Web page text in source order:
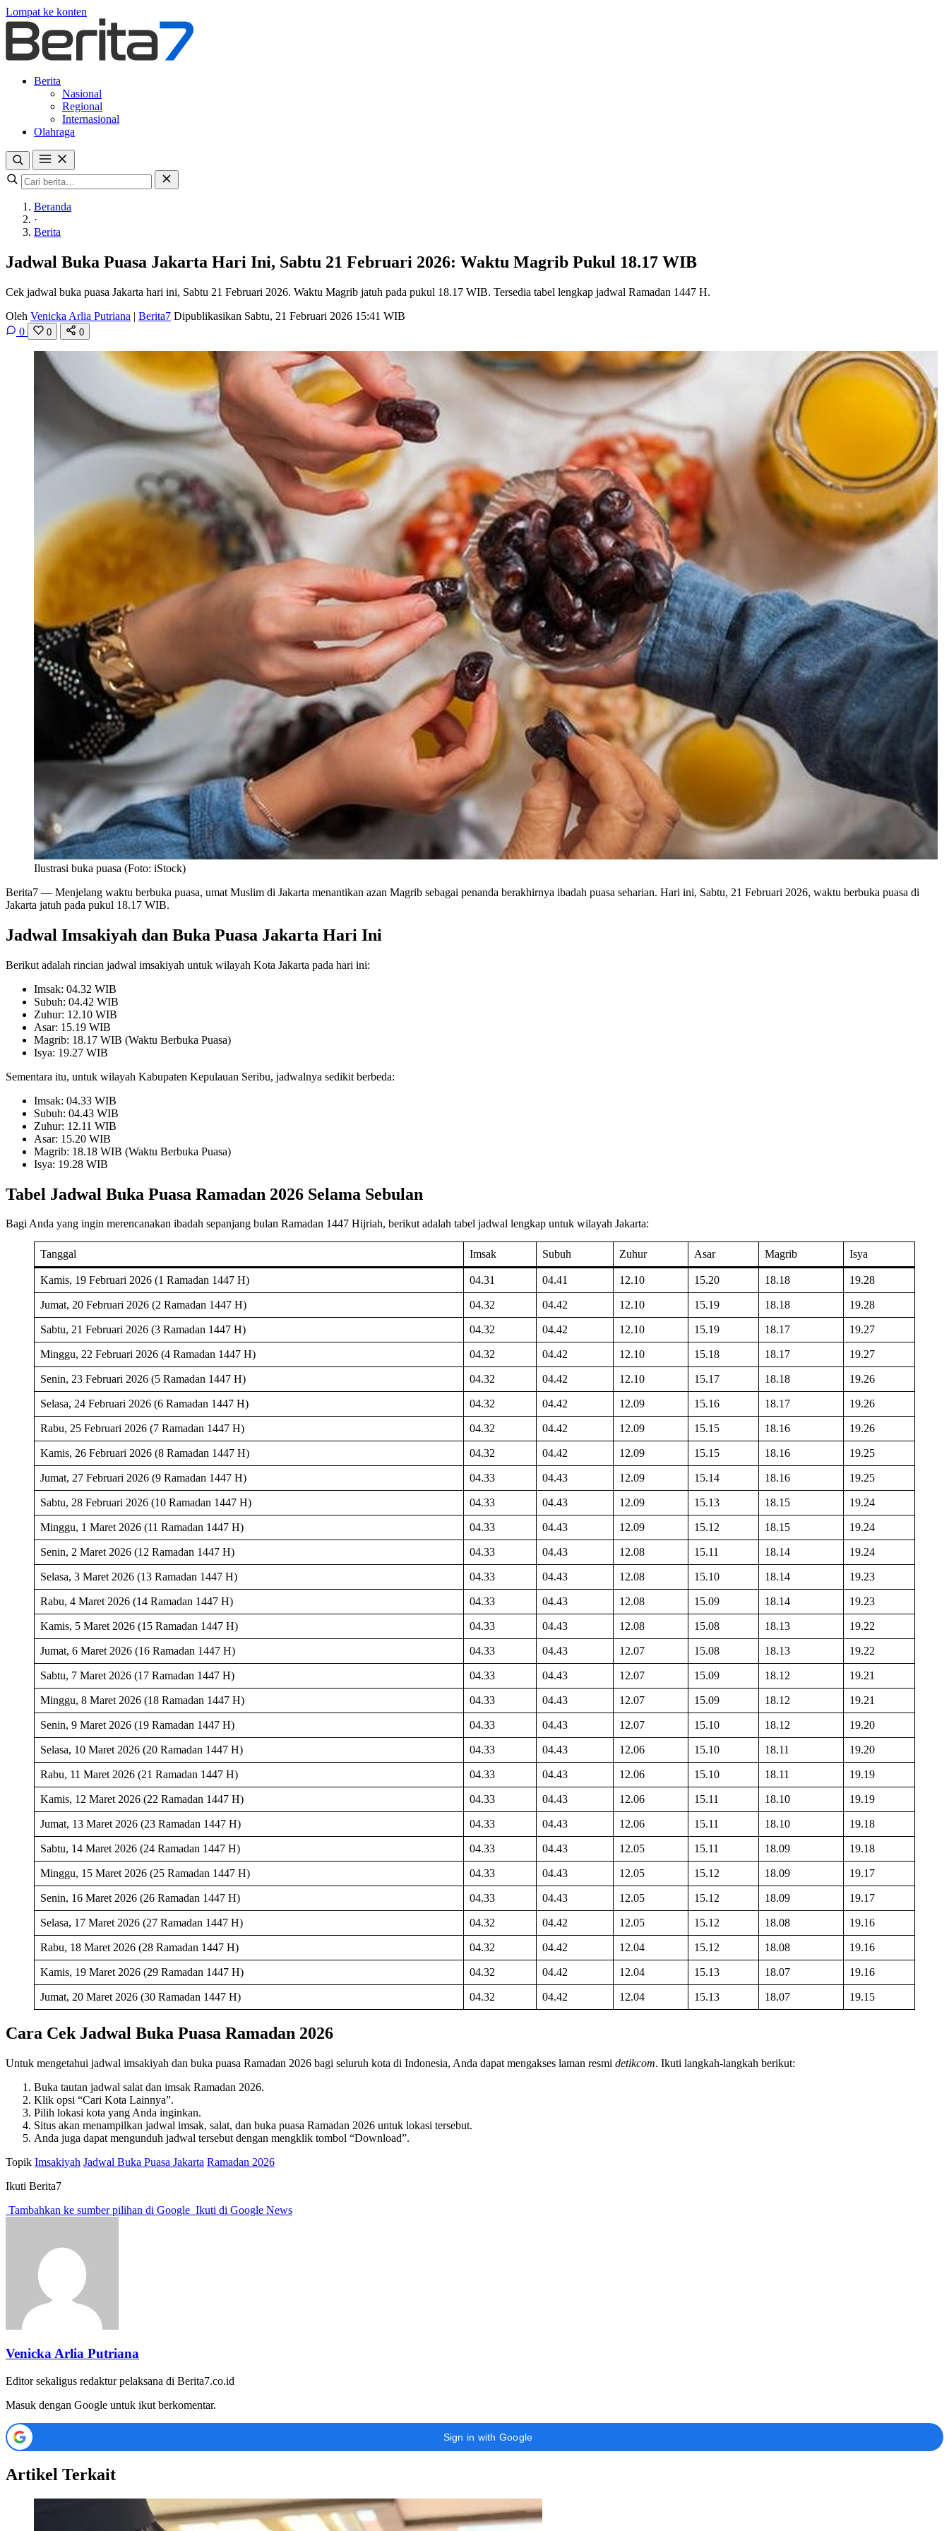
Lompat ke konten
Berita
Nasional
Regional
Internasional
Olahraga
Beranda
·
Berita
Jadwal Buka Puasa Jakarta Hari Ini, Sabtu 21 Februari 2026: Waktu Magrib Pukul 18.17 WIB
Cek jadwal buka puasa Jakarta hari ini, Sabtu 21 Februari 2026. Waktu Magrib jatuh pada pukul 18.17 WIB. Tersedia tabel lengkap jadwal Ramadan 1447 H.
Oleh Venicka Arlia Putriana | Berita7 Dipublikasikan Sabtu, 21 Februari 2026 15:41 WIB
0
0 0
Ilustrasi buka puasa (Foto: iStock)
Berita7 — Menjelang waktu berbuka puasa, umat Muslim di Jakarta menantikan azan Magrib sebagai penanda berakhirnya ibadah puasa seharian. Hari ini, Sabtu, 21 Februari 2026, waktu berbuka puasa di
Jakarta jatuh pada pukul 18.17 WIB.
Jadwal Imsakiyah dan Buka Puasa Jakarta Hari Ini
Berikut adalah rincian jadwal imsakiyah untuk wilayah Kota Jakarta pada hari ini:
Imsak: 04.32 WIB
Subuh: 04.42 WIB
Zuhur: 12.10 WIB
Asar: 15.19 WIB
Magrib: 18.17 WIB (Waktu Berbuka Puasa)
Isya: 19.27 WIB
Sementara itu, untuk wilayah Kabupaten Kepulauan Seribu, jadwalnya sedikit berbeda:
Imsak: 04.33 WIB
Subuh: 04.43 WIB
Zuhur: 12.11 WIB
Asar: 15.20 WIB
Magrib: 18.18 WIB (Waktu Berbuka Puasa)
Isya: 19.28 WIB
Tabel Jadwal Buka Puasa Ramadan 2026 Selama Sebulan
Bagi Anda yang ingin merencanakan ibadah sepanjang bulan Ramadan 1447 Hijriah, berikut adalah tabel jadwal lengkap untuk wilayah Jakarta:
Tanggal Imsak Subuh Zuhur Asar Magrib Isya
Kamis, 19 Februari 2026 (1 Ramadan 1447 H) 04.31 04.41 12.10 15.20 18.18 19.28
Jumat, 20 Februari 2026 (2 Ramadan 1447 H) 04.32 04.42 12.10 15.19 18.18 19.28
Sabtu, 21 Februari 2026 (3 Ramadan 1447 H) 04.32 04.42 12.10 15.19 18.17 19.27
Minggu, 22 Februari 2026 (4 Ramadan 1447 H) 04.32 04.42 12.10 15.18 18.17 19.27
Senin, 23 Februari 2026 (5 Ramadan 1447 H) 04.32 04.42 12.10 15.17 18.18 19.26
Selasa, 24 Februari 2026 (6 Ramadan 1447 H) 04.32 04.42 12.09 15.16 18.17 19.26
Rabu, 25 Februari 2026 (7 Ramadan 1447 H) 04.32 04.42 12.09 15.15 18.16 19.26
Kamis, 26 Februari 2026 (8 Ramadan 1447 H) 04.32 04.42 12.09 15.15 18.16 19.25
Jumat, 27 Februari 2026 (9 Ramadan 1447 H) 04.33 04.43 12.09 15.14 18.16 19.25
Sabtu, 28 Februari 2026 (10 Ramadan 1447 H) 04.33 04.43 12.09 15.13 18.15 19.24
Minggu, 1 Maret 2026 (11 Ramadan 1447 H) 04.33 04.43 12.09 15.12 18.15 19.24
Senin, 2 Maret 2026 (12 Ramadan 1447 H) 04.33 04.43 12.08 15.11 18.14 19.24
Selasa, 3 Maret 2026 (13 Ramadan 1447 H) 04.33 04.43 12.08 15.10 18.14 19.23
Rabu, 4 Maret 2026 (14 Ramadan 1447 H) 04.33 04.43 12.08 15.09 18.14 19.23
Kamis, 5 Maret 2026 (15 Ramadan 1447 H) 04.33 04.43 12.08 15.08 18.13 19.22
Jumat, 6 Maret 2026 (16 Ramadan 1447 H) 04.33 04.43 12.07 15.08 18.13 19.22
Sabtu, 7 Maret 2026 (17 Ramadan 1447 H) 04.33 04.43 12.07 15.09 18.12 19.21
Minggu, 8 Maret 2026 (18 Ramadan 1447 H) 04.33 04.43 12.07 15.09 18.12 19.21
Senin, 9 Maret 2026 (19 Ramadan 1447 H) 04.33 04.43 12.07 15.10 18.12 19.20
Selasa, 10 Maret 2026 (20 Ramadan 1447 H) 04.33 04.43 12.06 15.10 18.11 19.20
Rabu, 11 Maret 2026 (21 Ramadan 1447 H) 04.33 04.43 12.06 15.10 18.11 19.19
Kamis, 12 Maret 2026 (22 Ramadan 1447 H) 04.33 04.43 12.06 15.11 18.10 19.19
Jumat, 13 Maret 2026 (23 Ramadan 1447 H) 04.33 04.43 12.06 15.11 18.10 19.18
Sabtu, 14 Maret 2026 (24 Ramadan 1447 H) 04.33 04.43 12.05 15.11 18.09 19.18
Minggu, 15 Maret 2026 (25 Ramadan 1447 H) 04.33 04.43 12.05 15.12 18.09 19.17
Senin, 16 Maret 2026 (26 Ramadan 1447 H) 04.33 04.43 12.05 15.12 18.09 19.17
Selasa, 17 Maret 2026 (27 Ramadan 1447 H) 04.32 04.42 12.05 15.12 18.08 19.16
Rabu, 18 Maret 2026 (28 Ramadan 1447 H) 04.32 04.42 12.04 15.12 18.08 19.16
Kamis, 19 Maret 2026 (29 Ramadan 1447 H) 04.32 04.42 12.04 15.13 18.07 19.16
Jumat, 20 Maret 2026 (30 Ramadan 1447 H) 04.32 04.42 12.04 15.13 18.07 19.15
Cara Cek Jadwal Buka Puasa Ramadan 2026
Untuk mengetahui jadwal imsakiyah dan buka puasa Ramadan 2026 bagi seluruh kota di Indonesia, Anda dapat mengakses laman resmi detikcom. Ikuti langkah-langkah berikut:
Buka tautan jadwal salat dan imsak Ramadan 2026.
Klik opsi “Cari Kota Lainnya”.
Pilih lokasi kota yang Anda inginkan.
Situs akan menampilkan jadwal imsak, salat, dan buka puasa Ramadan 2026 untuk lokasi tersebut.
Anda juga dapat mengunduh jadwal tersebut dengan mengklik tombol “Download”.
Topik Imsakiyah Jadwal Buka Puasa Jakarta Ramadan 2026
Ikuti Berita7
Tambahkan ke sumber pilihan di Google Ikuti di Google News
Venicka Arlia Putriana
Editor sekaligus redaktur pelaksana di Berita7.co.id
Masuk dengan Google untuk ikut berkomentar.
Sign in with Google
Artikel Terkait